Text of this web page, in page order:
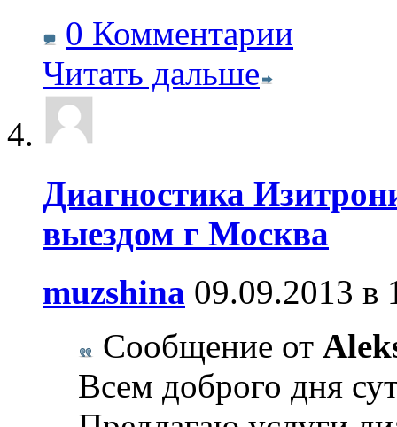
0 Комментарии
Читать дальше
Диагностика
выездом г Москва
muzshina 09.09.2013 в
Сообщение от
Всем доброго дня